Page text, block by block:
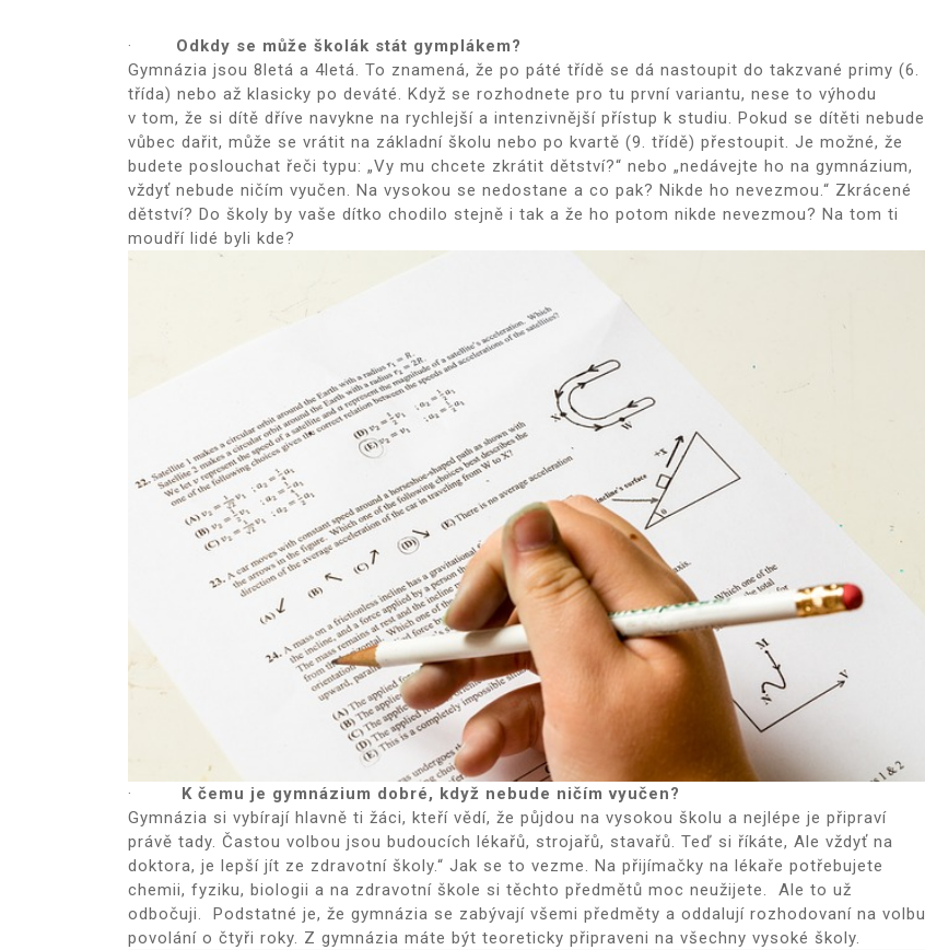
· Odkdy se může školák stát gymplákem?
Gymnázia jsou 8letá a 4letá. To znamená, že po páté třídě se dá nastoupit do takzvané primy (6.
třída) nebo až klasicky po deváté. Když se rozhodnete pro tu první variantu, nese to výhodu
v tom, že si dítě dříve navykne na rychlejší a intenzivnější přístup k studiu. Pokud se dítěti nebude
vůbec dařit, může se vrátit na základní školu nebo po kvartě (9. třídě) přestoupit. Je možné, že
budete poslouchat řeči typu: „Vy mu chcete zkrátit dětství?“ nebo „nedávejte ho na gymnázium,
vždyť nebude ničím vyučen. Na vysokou se nedostane a co pak? Nikde ho nevezmou.“ Zkrácené
dětství? Do školy by vaše dítko chodilo stejně i tak a že ho potom nikde nevezmou? Na tom ti
moudří lidé byli kde?
· K čemu je gymnázium dobré, když nebude ničím vyučen?
Gymnázia si vybírají hlavně ti žáci, kteří vědí, že půjdou na vysokou školu a nejlépe je připraví
právě tady. Častou volbou jsou budoucích lékařů, strojařů, stavařů. Teď si říkáte, Ale vždyť na
doktora, je lepší jít ze zdravotní školy.“ Jak se to vezme. Na přijímačky na lékaře potřebujete
chemii, fyziku, biologii a na zdravotní škole si těchto předmětů moc neužijete. Ale to už
odbočuji. Podstatné je, že gymnázia se zabývají všemi předměty a oddalují rozhodovaní na volbu
povolání o čtyři roky. Z gymnázia máte být teoreticky připraveni na všechny vysoké školy.